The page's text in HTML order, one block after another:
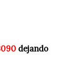
dejando